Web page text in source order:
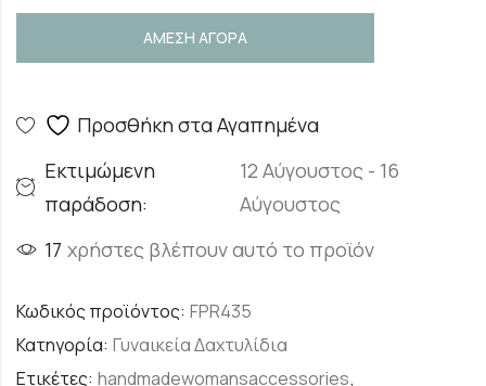
ΑΜΕΣΗ ΑΓΟΡΑ
Προσθήκη στα Αγαπημένα
Εκτιμώμενη
παράδοση:
12 Αύγουστος - 16
Αύγουστος
17 χρήστες βλέπουν αυτό το προϊόν
Κωδικός προϊόντος: FPR435
Κατηγορία: Γυναικεία Δαχτυλίδια
Ετικέτες: handmadewomansaccessories,